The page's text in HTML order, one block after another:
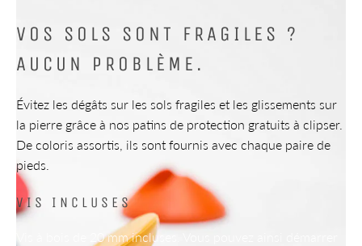
VOS SOLS SONT FRAGILES ?
AUCUN PROBLÈME.
Évitez les dégâts sur les sols fragiles et les glissements sur
la pierre grâce à nos patins de protection gratuits à clipser.
De coloris assortis, ils sont fournis avec chaque paire de
pieds.
VIS INCLUSES
Vis à bois de 20 mm incluses. Vous pouvez ainsi démarrer